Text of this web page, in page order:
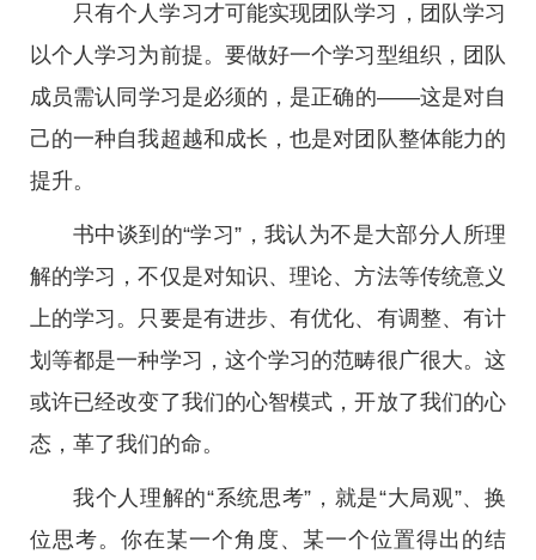
只有个人学习才可能实现团队学习，团队学习
以个人学习为前提。要做好一个学习型组织，团队
成员需认同学习是必须的，是正确的——这是对自
己的一种自我超越和成长，也是对团队整体能力的
提升。
书中谈到的“学习”，我认为不是大部分人所理
解的学习，不仅是对知识、理论、方法等传统意义
上的学习。只要是有进步、有优化、有调整、有计
划等都是一种学习，这个学习的范畴很广很大。这
或许已经改变了我们的心智模式，开放了我们的心
态，革了我们的命。
我个人理解的“系统思考”，就是“大局观”、换
位思考。你在某一个角度、某一个位置得出的结